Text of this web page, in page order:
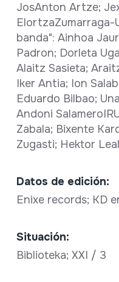
JosAnton Artze;
ElortzaZumarraga-
banda": Ainhoa
Padron; Dorleta
Alaitz Sasieta;
Iker Antia; Ion
Eduardo Bilbao;
Andoni
Zabala; Bixente
Zugasti; Hektor Leal
Datos de edición:
Enixe records; KD
Situación:
Biblioteka; XXI / 3